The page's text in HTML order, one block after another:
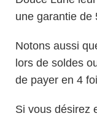
une garantie de
Notons aussi
lors de soldes
de payer en 4
Si vous désirez